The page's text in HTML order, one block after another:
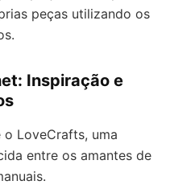
peças utilizando os
Inspiração e
LoveCrafts, uma
entre os amantes de